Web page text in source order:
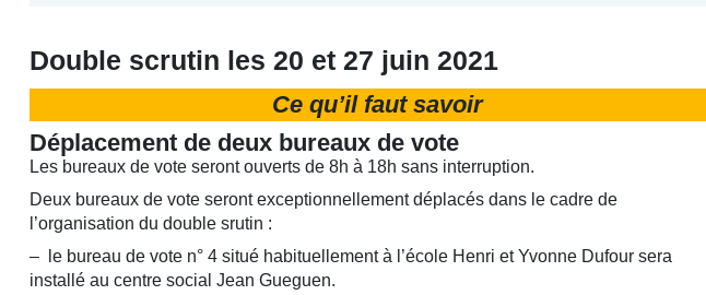
Double scrutin les 20 et 27 juin 2021
Ce qu’il faut savoir
Déplacement de deux bureaux de vote
Les bureaux de vote seront ouverts de 8h à 18h sans interruption.
Deux bureaux de vote seront exceptionnellement déplacés dans le cadre de
l’organisation du double srutin :
– le bureau de vote n° 4 situé habituellement à l’école Henri et Yvonne Dufour sera
installé au centre social Jean Gueguen.